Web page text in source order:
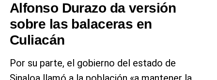
Alfonso Durazo da versión
sobre las balaceras en
Culiacán
Por su parte, el gobierno del estado de